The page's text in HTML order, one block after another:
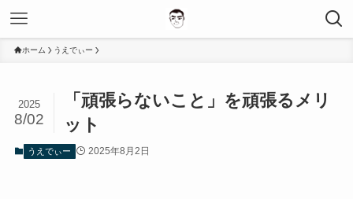
ホーム うえでぃー
「頑張らないこと」を頑張るメリ
ット
2025
8/02
うえでぃー 2025年8月2日